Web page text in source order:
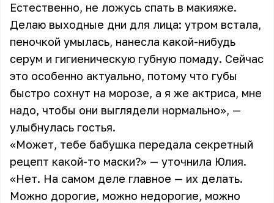
Естественно, не ложусь спать в макияже.
Делаю выходные дни для лица: утром встала,
пеночкой умылась, нанесла какой-нибудь
серум и гигиеническую губную помаду. Сейчас
это особенно актуально, потому что губы
быстро сохнут на морозе, а я же актриса, мне
надо, чтобы они выглядели нормально», —
улыбнулась гостья.
«Может, тебе бабушка передала секретный
рецепт какой-то маски?» — уточнила Юлия.
«Нет. На самом деле главное — их делать.
Можно дорогие, можно недорогие, можно